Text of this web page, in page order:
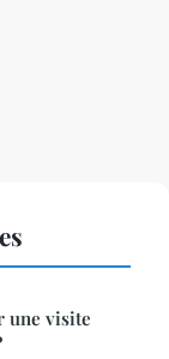
une visite